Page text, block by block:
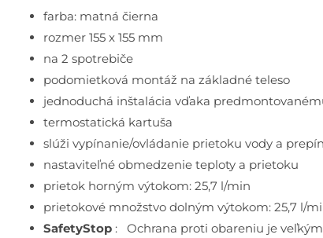
farba: matná čierna
rozmer 155 x 155 mm
na 2 spotrebiče
podomietková montáž na základné teleso
jednoduchá inštalácia vďaka
termostatická kartuša
slúži vypínanie/ovládanie prietoku vody a
nastaviteľné obmedzenie teploty a prietoku
prietok horným výtokom: 25,7 l/min
prietokové množstvo dolným výtokom: 25,7 l/
SafetyStop : Ochrana proti obareniu je